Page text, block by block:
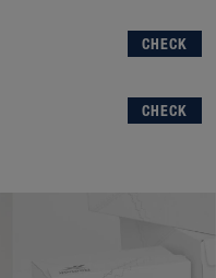
CHECK
CHECK